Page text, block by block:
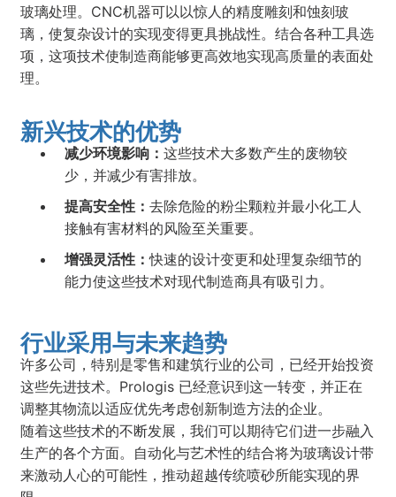
玻璃处理。CNC机器可以以惊人的精度雕刻和蚀刻玻
璃，使复杂设计的实现变得更具挑战性。结合各种工具选
项，这项技术使制造商能够更高效地实现高质量的表面处
理。
新兴技术的优势
减少环境影响：这些技术大多数产生的废物较
少，并减少有害排放。
提高安全性：去除危险的粉尘颗粒并最小化工人
接触有害材料的风险至关重要。
增强灵活性：快速的设计变更和处理复杂细节的
能力使这些技术对现代制造商具有吸引力。
行业采用与未来趋势
许多公司，特别是零售和建筑行业的公司，已经开始投资
这些先进技术。Prologis 已经意识到这一转变，并正在
调整其物流以适应优先考虑创新制造方法的企业。
随着这些技术的不断发展，我们可以期待它们进一步融入
生产的各个方面。自动化与艺术性的结合将为玻璃设计带
来激动人心的可能性，推动超越传统喷砂所能实现的界